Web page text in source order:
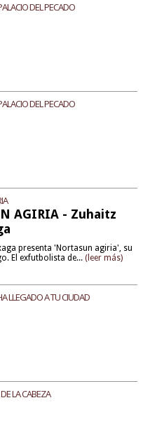
DEL PECADO
DEL PECADO
AGIRIA - Zuhaitz
presenta 'Nortasun agiria', su
El exfutbolista de... (leer más)
LLEGADO A TU CIUDAD
LA CABEZA